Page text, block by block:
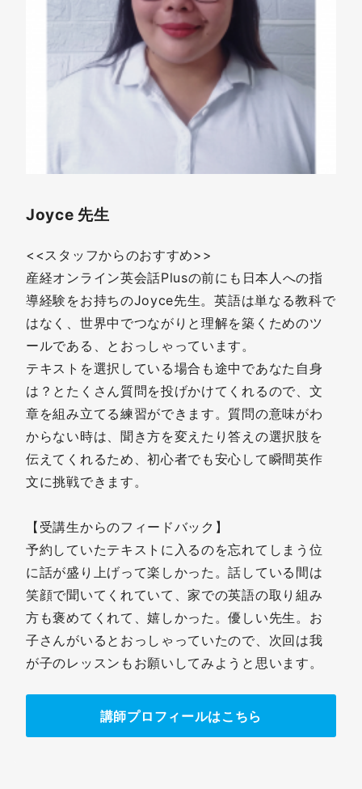
Joyce 先生
<<スタッフからのおすすめ>>
産経オンライン英会話Plusの前にも日本人への指
導経験をお持ちのJoyce先生。英語は単なる教科で
はなく、世界中でつながりと理解を築くためのツ
ールである、とおっしゃっています。
テキストを選択している場合も途中であなた自身
は？とたくさん質問を投げかけてくれるので、文
章を組み立てる練習ができます。質問の意味がわ
からない時は、聞き方を変えたり答えの選択肢を
伝えてくれるため、初心者でも安心して瞬間英作
文に挑戦できます。
【受講生からのフィードバック】
予約していたテキストに入るのを忘れてしまう位
に話が盛り上げって楽しかった。話している間は
笑顔で聞いてくれていて、家での英語の取り組み
方も褒めてくれて、嬉しかった。優しい先生。お
子さんがいるとおっしゃっていたので、次回は我
が子のレッスンもお願いしてみようと思います。
講師プロフィールはこちら